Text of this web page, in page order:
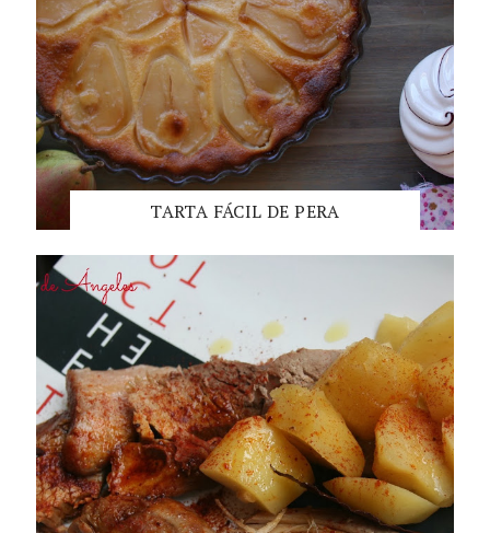
TARTA FÁCIL DE PERA